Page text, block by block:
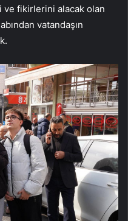
ve fikirlerini alacak olan
vatandaşın